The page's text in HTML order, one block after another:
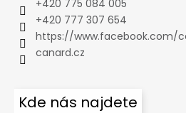
+420 775 084 005
+420 777 307 654
https://www.facebook.com/
canard.cz
Kde nás najdete